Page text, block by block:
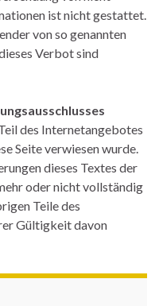
ist nicht gestattet.
von so genannten
Verbot sind
des Internetangebotes
Seite verwiesen wurde.
dieses Textes der
oder nicht vollständig
Teile des
Gültigkeit davon